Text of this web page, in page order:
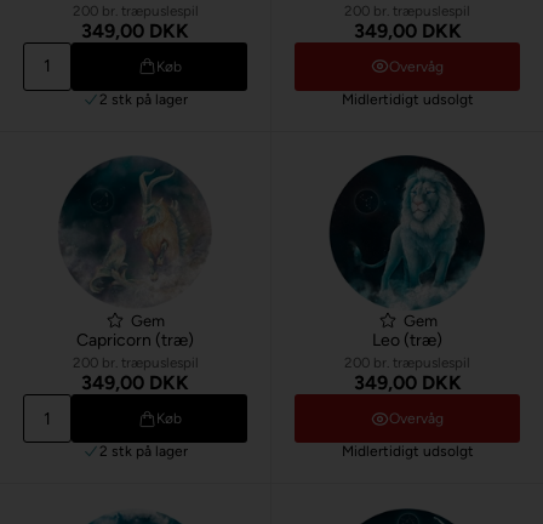
200 br. træpuslespil
349,00 DKK
Køb
2 stk på lager
200 br. træpuslespil
349,00 DKK
Overvåg
Midlertidigt udsolgt
Gem
Capricorn (træ)
200 br. træpuslespil
349,00 DKK
Køb
2 stk på lager
Gem
Leo (træ)
200 br. træpuslespil
349,00 DKK
Overvåg
Midlertidigt udsolgt